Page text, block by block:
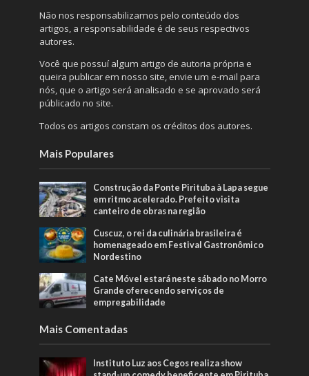
Não nos responsabilizamos pelo conteúdo dos
artigos, a responsabilidade é de seus respectivos
autores.
Você que possuí algum artigo de autoria própria e
queira publicar em nosso site, envie um e-mail para
nós, que o artigo será analisado e se aprovado será
públicado no site.
Todos os artigos constam os créditos dos autores.
Mais Populares
Construção da Ponte Pirituba à Lapa segue
em ritmo acelerado. Prefeito visita
canteiro de obras na região
Cuscuz, o rei da culinária brasileira é
homenageado em Festival Gastronômico
Nordestino
Cate Móvel estará neste sábado no Morro
Grande oferecendo serviços de
empregabilidade
Mais Comentadas
Instituto Luz aos Cegos realiza show